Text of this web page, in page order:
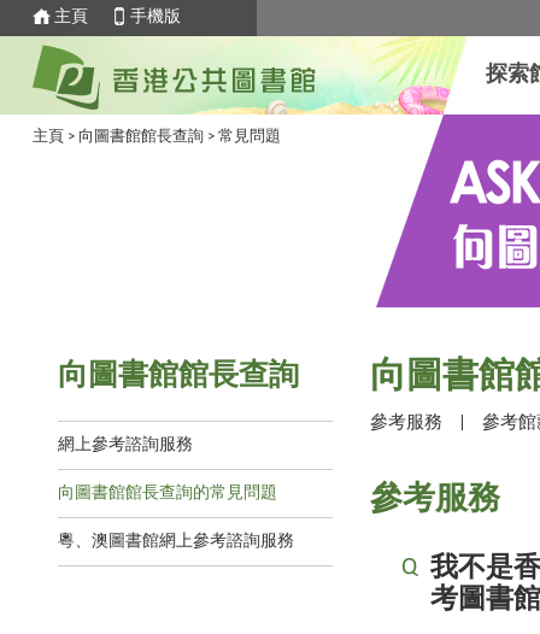
主頁 手機版
探索
主頁 > 向圖書館館長查詢 > 常見問題
向圖書館館長查詢
網上參考諮詢服務
向圖書館館長查詢的常見問題
粵、澳圖書館網上參考諮詢服務
向圖書館
參考服務 參考
參考服務
我不是
考圖書